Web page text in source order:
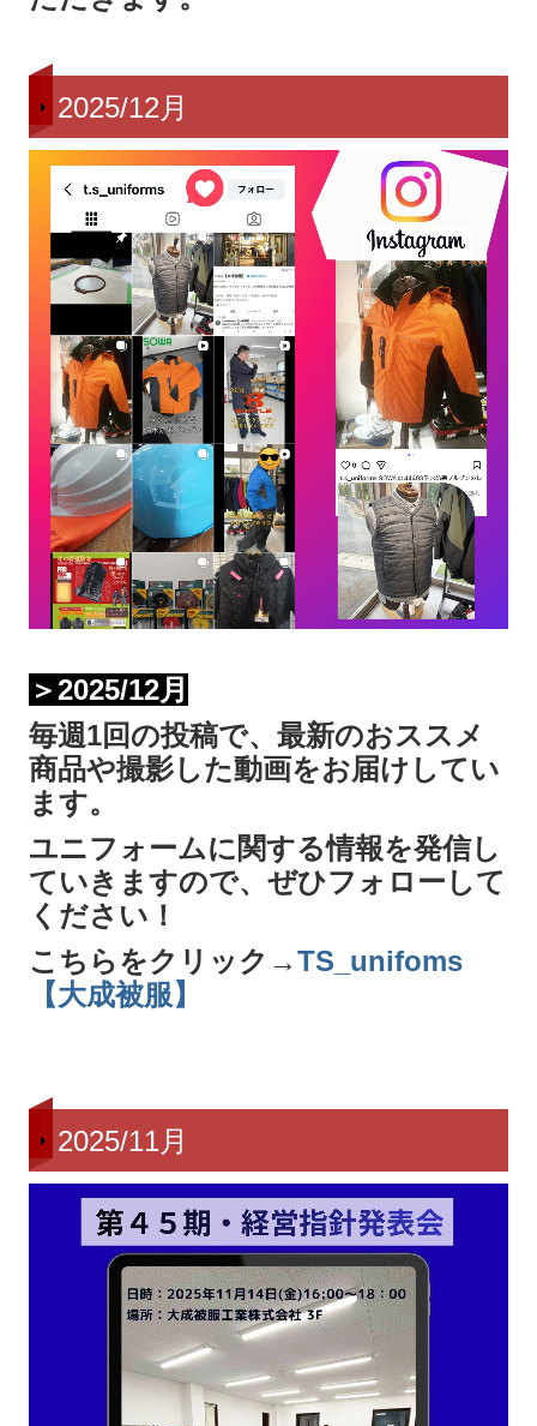
2025/12月
＞2025/12月
毎週1回の投稿で、最新のおススメ
商品や撮影した動画をお届けしてい
ます。
ユニフォームに関する情報を発信し
ていきますので、ぜひフォローして
ください！
こちらをクリック→TS_unifoms
【大成被服】
2025/11月